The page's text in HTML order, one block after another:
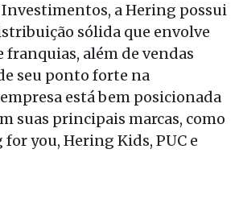
a Hering possui
sólida que envolve
franquias, além de vendas
seu ponto forte na
está bem posicionada
suas principais marcas, como
you, Hering Kids, PUC e